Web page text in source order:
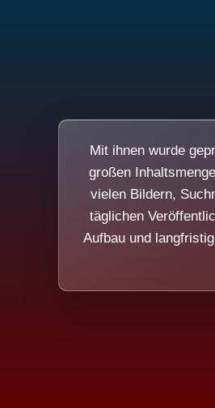
Mit ihnen wurde
großen
vielen Bildern,
täglichen
Aufbau und